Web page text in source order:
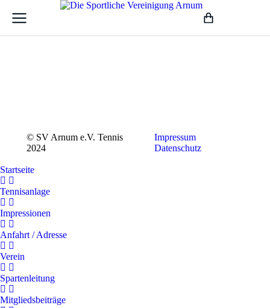
© SV Arnum e.V. Tennis
2024
Impressum
Datenschutz
Startseite
Tennisanlage
Impressionen
Anfahrt / Adresse
Verein
Spartenleitung
Mitgliedsbeiträge